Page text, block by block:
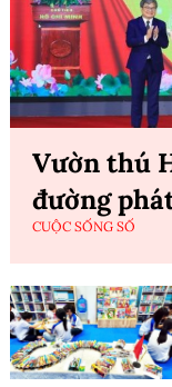
Vườn thú
đường
CUỘC SỐNG SỐ